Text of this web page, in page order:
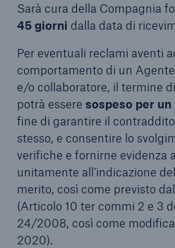
Sarà cura della Compagnia
45 giorni dalla data di
Per eventuali reclami aventi
comportamento di un
e/o collaboratore, il termine
potrà essere sospeso per
fine di garantire il
stesso, e consentire lo
verifiche e fornirne evidenza
unitamente all’indicazione
merito, così come previsto
(Articolo 10 ter commi 2 e 3
24/2008, così come
2020).